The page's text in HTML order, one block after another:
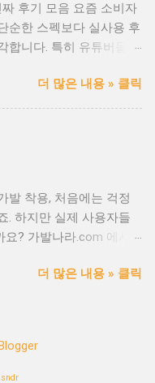
문 의료진과 협업하여 안
성 피부 전용 안감 및 무
맞춘 사이즈 맞춤 서
포인트 ✔ 소재가 인체 무
확인 ✔ 내피 소재가 부드
두피 자극이 없는 가공
사용하면 환자와 가족
게 정보 접근이 가능해
몰과 연계한 브랜드 구
다. 의료용 가발은 이런
요하신가요? 📞 전문 상
후기 모음 요즘 소비자
순한 스펙보다 실사용 후
합니다. 특히 유튜버들의
탈모 케어, 헤어 제품 등
유튜버들이 추천한 후기
어떤 제품이 인기 있고,
인해보세요. 🎥 인기 유튜
좋은 컬러와 가벼운 착
모 정보 유튜버 C - “항암
피에 부담이 없어 좋았습
러워요.” 📌 유튜버들이
✅ 민감성 두피도 문제
/반품 정책이 친절해서
보기 좋은 키워드 유튜
더 많은 내용 » 클릭
발 착용, 처음에는 걱정
. 하지만 실제 사용자들
? 가발나라.com 에서
본 핑크빛 웨이브 가발을
납니다!" 💇 40대 남성 /
"탈모가 진행되면서 외출
덕분에 자신감이 생겼습
더 많은 내용 » 클릭
sndr